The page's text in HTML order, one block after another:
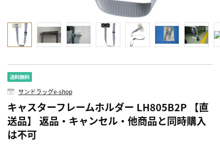
サンドラッグe-shop
キャスターフレームホルダー LH805B2P 【直
送品】 返品・キャンセル・他商品と同時購入
は不可